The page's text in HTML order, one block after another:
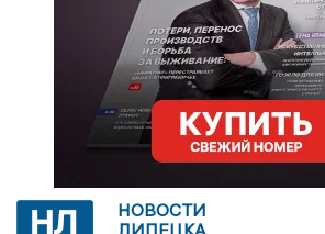
НОВОСТИ
ЛИПЕЦКА